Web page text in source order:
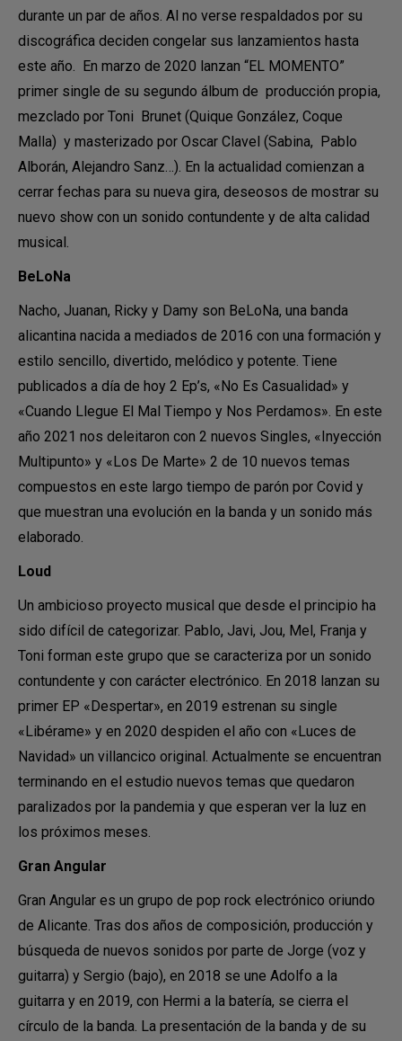
durante un par de años. Al no verse respaldados por su
discográfica deciden congelar sus lanzamientos hasta
este año. En marzo de 2020 lanzan “EL MOMENTO”
primer single de su segundo álbum de producción propia,
mezclado por Toni Brunet (Quique González, Coque
Malla) y masterizado por Oscar Clavel (Sabina, Pablo
Alborán, Alejandro Sanz…). En la actualidad comienzan a
cerrar fechas para su nueva gira, deseosos de mostrar su
nuevo show con un sonido contundente y de alta calidad
musical.
BeLoNa
Nacho, Juanan, Ricky y Damy son BeLoNa, una banda
alicantina nacida a mediados de 2016 con una formación y
estilo sencillo, divertido, melódico y potente. Tiene
publicados a día de hoy 2 Ep’s, «No Es Casualidad» y
«Cuando Llegue El Mal Tiempo y Nos Perdamos». En este
año 2021 nos deleitaron con 2 nuevos Singles, «Inyección
Multipunto» y «Los De Marte» 2 de 10 nuevos temas
compuestos en este largo tiempo de parón por Covid y
que muestran una evolución en la banda y un sonido más
elaborado.
Loud
Un ambicioso proyecto musical que desde el principio ha
sido difícil de categorizar. Pablo, Javi, Jou, Mel, Franja y
Toni forman este grupo que se caracteriza por un sonido
contundente y con carácter electrónico. En 2018 lanzan su
primer EP «Despertar», en 2019 estrenan su single
«Libérame» y en 2020 despiden el año con «Luces de
Navidad» un villancico original. Actualmente se encuentran
terminando en el estudio nuevos temas que quedaron
paralizados por la pandemia y que esperan ver la luz en
los próximos meses.
Gran Angular
Gran Angular es un grupo de pop rock electrónico oriundo
de Alicante. Tras dos años de composición, producción y
búsqueda de nuevos sonidos por parte de Jorge (voz y
guitarra) y Sergio (bajo), en 2018 se une Adolfo a la
guitarra y en 2019, con Hermi a la batería, se cierra el
círculo de la banda. La presentación de la banda y de su